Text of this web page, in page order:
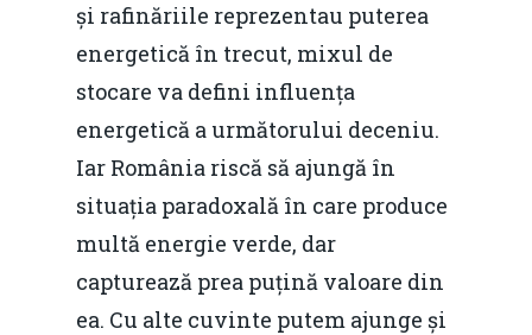
și rafinăriile reprezentau puterea
energetică în trecut, mixul de
stocare va defini influența
energetică a următorului deceniu.
Iar România riscă să ajungă în
situația paradoxală în care produce
multă energie verde, dar
capturează prea puțină valoare din
ea. Cu alte cuvinte putem ajunge și